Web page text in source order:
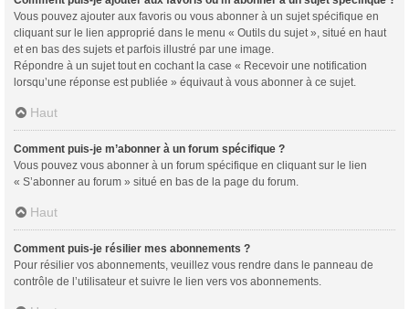
Vous pouvez ajouter aux favoris ou vous abonner à un sujet spécifique en
cliquant sur le lien approprié dans le menu « Outils du sujet », situé en haut
et en bas des sujets et parfois illustré par une image.
Répondre à un sujet tout en cochant la case « Recevoir une notification
lorsqu’une réponse est publiée » équivaut à vous abonner à ce sujet.
Haut
Comment puis-je m’abonner à un forum spécifique ?
Vous pouvez vous abonner à un forum spécifique en cliquant sur le lien
« S’abonner au forum » situé en bas de la page du forum.
Haut
Comment puis-je résilier mes abonnements ?
Pour résilier vos abonnements, veuillez vous rendre dans le panneau de
contrôle de l’utilisateur et suivre le lien vers vos abonnements.